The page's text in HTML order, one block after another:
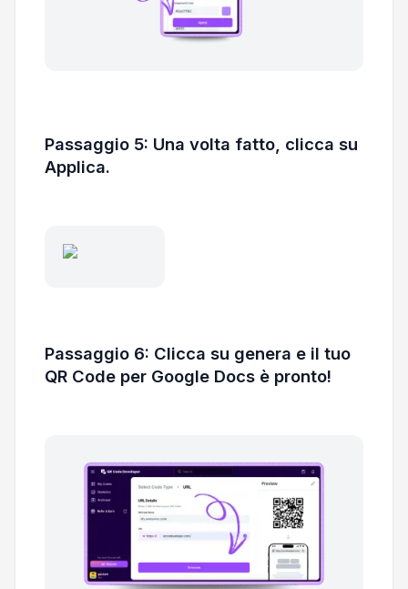
Passaggio 5: Una volta fatto, clicca su
Applica.
Passaggio 6: Clicca su genera e il tuo
QR Code per Google Docs è pronto!